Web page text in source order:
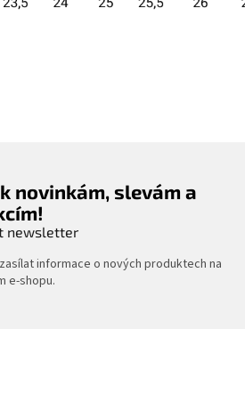
novinkám, slevám a
newsletter
informace o nových produktech na
e-shopu.